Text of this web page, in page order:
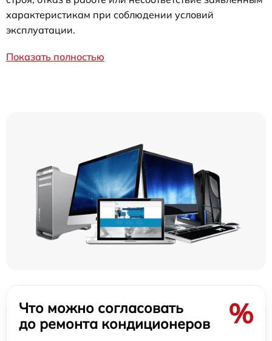
характеристикам при соблюдении условий
эксплуатации.
Показать полностью
Что можно согласовать
до ремонта кондиционеров
%